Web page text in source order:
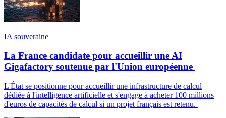
IA souveraine
La France candidate pour accueillir une AI
Gigafactory soutenue par l'Union européenne
L'État se positionne pour accueillir une infrastructure de calcul
dédiée à l'intelligence artificielle et s'engage à acheter 100 millions
d'euros de capacités de calcul si un projet français est retenu.